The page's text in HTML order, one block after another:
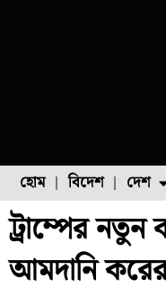
হোম বিদেশ দেশ
ফুল
ট্রাম্পের
আমদানি